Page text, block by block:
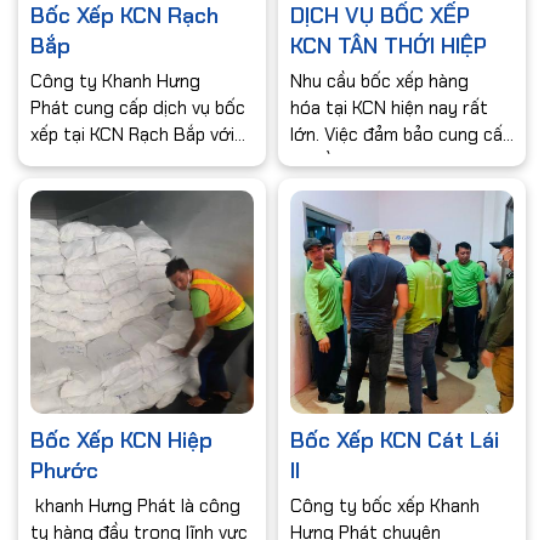
Bốc Xếp KCN Rạch
Bắp
Công ty Khanh Hưng
Phát cung cấp dịch vụ bốc
xếp tại KCN Rạch Bắp với
đội ngũ nhân viên được
đào tạo chuyên nghiệp sẽ
mang đến cho quý khách
hàng sự yên tâm về dịch vụ
và hài lòng về giá dịch vụ.
Hãy đến với chúng tôi để
có một dịch vụ bốc xếp
hàng hóa tốt nhất.
DỊCH VỤ BỐC XẾP
KCN TÂN THỚI HIỆP
Nhu cầu bốc xếp hàng
hóa tại KCN hiện nay rất
lớn. Việc đảm bảo cung cấp
nguồn nhân lực và có mặt
nhanh chóng là đều cần
thiết nhất ở các khách
hàng. Với đội ngũ hơn
2000 nhân công Khanh
Hưng Phát luôn đảm bảo
cung ưng đủ nguồn nhân
lực cho khách hàng cần
dịch vụ bốc xếp.Với đội ngũ
nhân viên trẻ, năng động &
có nhiều kinh nghiệm, các
bạn sẽ hoàn toàn yên tâm
khi dùng dịch vụ bốc xếp
tphcm của chúng
tôi. “Nhanh chóng –
Bốc Xếp KCN Hiệp
Phước
khanh Hưng Phát là công
ty hàng đầu trong lĩnh vực
Bốc Xếp KCN Cát Lái
II
Công ty bốc xếp Khanh
Hưng Phát chuyên